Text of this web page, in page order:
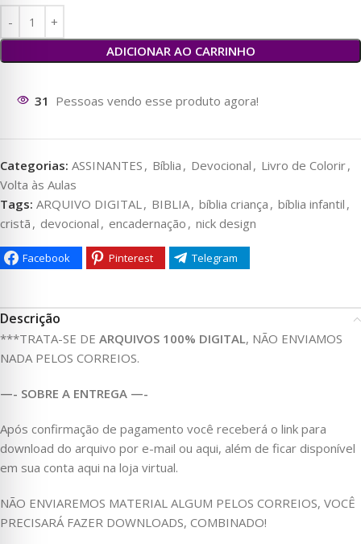
ADICIONAR AO CARRINHO
35 Pessoas vendo esse produto agora!
Categorias: ASSINANTES , Bíblia , Devocional , Livro de Colorir,
Volta às Aulas
Tags: ARQUIVO DIGITAL, BIBLIA, bíblia criança , bíblia infantil ,
cristã , devocional , encadernação , nick design
Facebook Pinterest Telegram
Descrição
***TRATA-SE DE ARQUIVOS 100% DIGITAL, NÃO ENVIAMOS
NADA PELOS CORREIOS.
—- SOBRE A ENTREGA —-
Após confirmação de pagamento você receberá o link para
download do arquivo por e-mail ou aqui, além de ficar disponível
em sua conta aqui na loja virtual.
NÃO ENVIAREMOS MATERIAL ALGUM PELOS CORREIOS, VOCÊ
PRECISARÁ FAZER DOWNLOADS, COMBINADO!